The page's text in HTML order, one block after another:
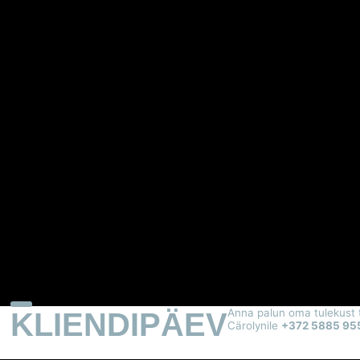
KLIENDIPÄEVAnna palun oma tulekust
Cärolynile +372 5885